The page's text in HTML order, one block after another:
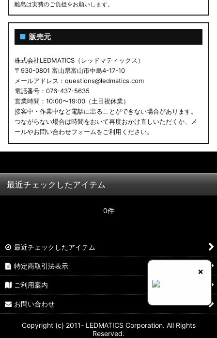
離島は実費のご負担をお願いします。
■ 販売元
株式会社LEDMATICS（レッドマティックス）
〒930-0801 富山県富山市中島4-17-10
メールアドレス：questions@ledmatics.com
電話番号：076-437-5635
営業時間：10:00〜19:00（土日祝休業）
接客中・作業中など電話に出ることができない場合があります。
つながらない場合は時間をおいて再度おかけ直しいただくか、メ
ールやお問い合わせフォームをご利用ください。
×
最近チェックしたアイテム
0件
最近チェックしたアイテム
特定商取引法表示
ご利用案内
お問い合わせ
Copyright (c) 2011- LEDMATICS Corporation. All Rights
Reserved.